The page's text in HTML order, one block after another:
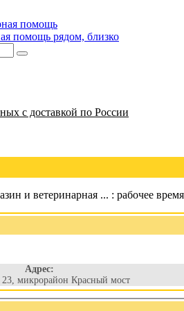
помощь
помощь рядом, близко
с доставкой по России
и ветеринарная ... : рабочее
Адрес:
23, микрорайон Красный мост